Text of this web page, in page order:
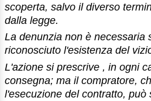
scoperta, salvo il diverso
dalla legge.
La denunzia non è necessaria
riconosciuto l'esistenza del
L'azione si prescrive , in ogni
consegna; ma il compratore,
l'esecuzione del contratto, può